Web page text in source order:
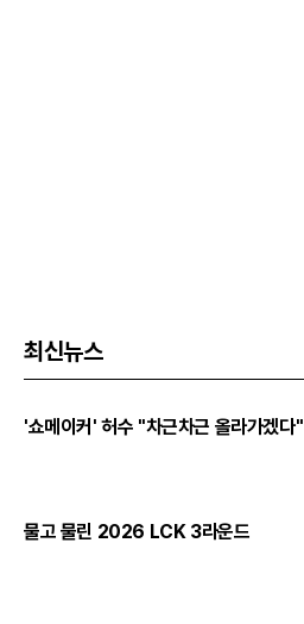
최신뉴스
'쇼메이커' 허수 "차근차근 올라가겠다"
물고 물린 2026 LCK 3라운드